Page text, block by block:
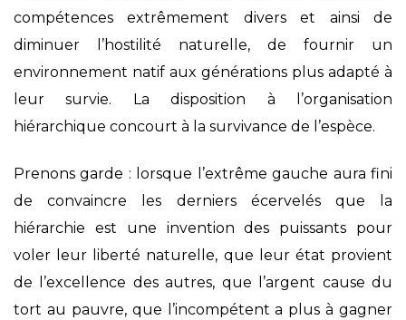
compétences extrêmement divers et ainsi de
diminuer l’hostilité naturelle, de fournir un
environnement natif aux générations plus adapté à
leur survie. La disposition à l’organisation
hiérarchique concourt à la survivance de l’espèce.
Prenons garde : lorsque l’extrême gauche aura fini
de convaincre les derniers écervelés que la
hiérarchie est une invention des puissants pour
voler leur liberté naturelle, que leur état provient
de l’excellence des autres, que l’argent cause du
tort au pauvre, que l’incompétent a plus à gagner